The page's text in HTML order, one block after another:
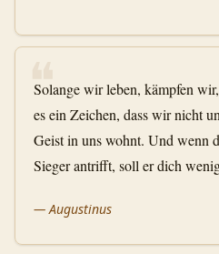
❝
Solange wir leben, kämpfen
es ein Zeichen, dass wir nicht
Geist in uns wohnt. Und wenn
Sieger antrifft, soll er dich
—Augustinus